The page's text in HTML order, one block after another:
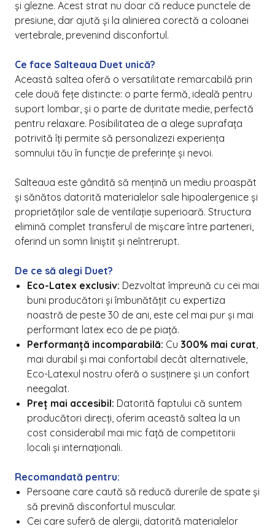
și glezne. Acest strat nu doar că reduce punctele de
presiune, dar ajută și la alinierea corectă a coloanei
vertebrale, prevenind disconfortul.
Ce face Salteaua Duet unică?
Această saltea oferă o versatilitate remarcabilă prin
cele două fețe distincte: o parte fermă, ideală pentru
suport lombar, și o parte de duritate medie, perfectă
pentru relaxare. Posibilitatea de a alege suprafața
potrivită îți permite să personalizezi experiența
somnului tău în funcție de preferințe și nevoi.
Salteaua este gândită să mențină un mediu proaspăt
și sănătos datorită materialelor sale hipoalergenice și
proprietăților sale de ventilație superioară. Structura
elimină complet transferul de mișcare între parteneri,
oferind un somn liniștit și neîntrerupt.
De ce să alegi Duet?
Eco-Latex exclusiv: Dezvoltat împreună cu cei mai
buni producători și îmbunătățit cu expertiza
noastră de peste 30 de ani, este cel mai pur și mai
performant latex eco de pe piață.
Performanță incomparabilă: Cu 300% mai curat,
mai durabil și mai confortabil decât alternativele,
Eco-Latexul nostru oferă o susținere și un confort
neegalat.
Preț mai accesibil: Datorită faptului că suntem
producători direcți, oferim această saltea la un
cost considerabil mai mic față de competitorii
locali și internaționali.
Recomandată pentru:
Persoane care caută să reducă durerile de spate și
să prevină disconfortul muscular.
Cei care suferă de alergii, datorită materialelor